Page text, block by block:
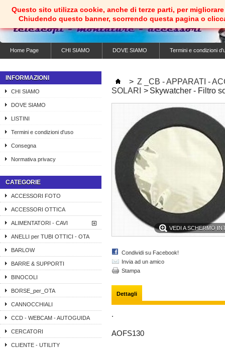
Home Page CHI SIAMO DOVE SIAMO Termini e condizioni
INFORMAZIONI
CHI SIAMO
DOVE SIAMO
LISTINI
Termini e condizioni d'uso
Consegna
Normativa privacy
CATEGORIE
ACCESSORI FOTO
ACCESSORI OTTICA
ALIMENTATORI - CAVI
ANELLI per TUBI OTTICI - OTA
BARLOW
BARRE & SUPPORTI
BINOCOLI
BORSE_per_OTA
CANNOCCHIALI
CCD - WEBCAM - AUTOGUIDA
CERCATORI
CLIENTE - UTILITY
> Z _CB - APPARATI -
SOLARI > Skywatcher - Filtro
VEDI A SCHERMO
Condividi su Facebook!
Invia ad un amico
Stampa
Dettagli
.
AOFS130
Questo sito utilizza cookie, anche di terze parti, per
Chiudendo questo banner, scorrendo questa pagina o